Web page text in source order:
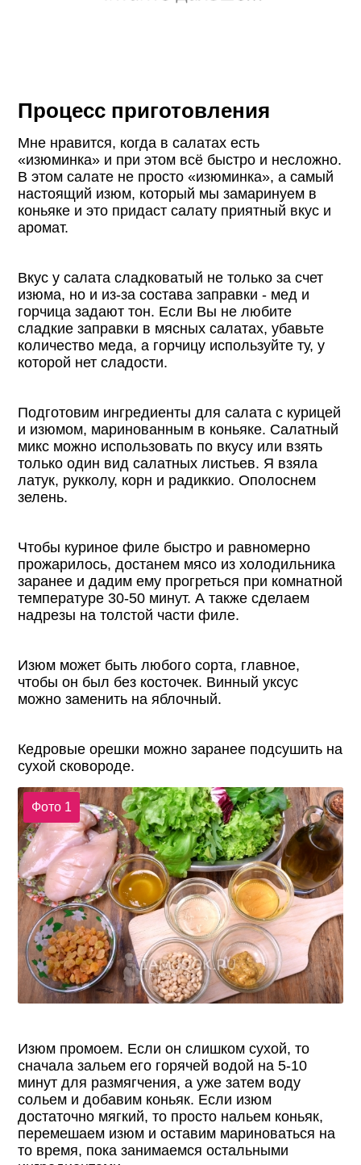
Процесс приготовления
Мне нравится, когда в салатах есть
«изюминка» и при этом всё быстро и несложно.
В этом салате не просто «изюминка», а самый
настоящий изюм, который мы замаринуем в
коньяке и это придаст салату приятный вкус и
аромат.
Вкус у салата сладковатый не только за счет
изюма, но и из-за состава заправки - мед и
горчица задают тон. Если Вы не любите
сладкие заправки в мясных салатах, убавьте
количество меда, а горчицу используйте ту, у
которой нет сладости.
Подготовим ингредиенты для салата с курицей
и изюмом, маринованным в коньяке. Салатный
микс можно использовать по вкусу или взять
только один вид салатных листьев. Я взяла
латук, рукколу, корн и радиккио. Ополоснем
зелень.
Чтобы куриное филе быстро и равномерно
прожарилось, достанем мясо из холодильника
заранее и дадим ему прогреться при комнатной
температуре 30-50 минут. А также сделаем
надрезы на толстой части филе.
Изюм может быть любого сорта, главное,
чтобы он был без косточек. Винный уксус
можно заменить на яблочный.
Кедровые орешки можно заранее подсушить на
сухой сковороде.
Фото 1
Изюм промоем. Если он слишком сухой, то
сначала зальем его горячей водой на 5-10
минут для размягчения, а уже затем воду
сольем и добавим коньяк. Если изюм
достаточно мягкий, то просто нальем коньяк,
перемешаем изюм и оставим мариноваться на
то время, пока занимаемся остальными